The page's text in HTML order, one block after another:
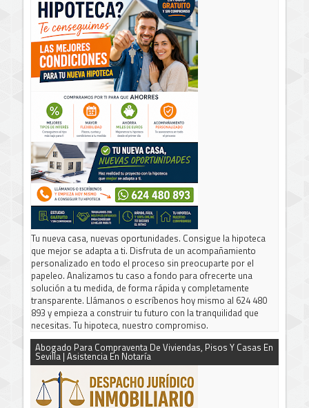
Tu nueva casa, nuevas oportunidades. Consigue la hipoteca
que mejor se adapta a ti. Disfruta de un acompañamiento
personalizado en todo el proceso sin preocuparte por el
papeleo. Analizamos tu caso a fondo para ofrecerte una
solución a tu medida, de forma rápida y completamente
transparente. Llámanos o escríbenos hoy mismo al 624 480
893 y empieza a construir tu futuro con la tranquilidad que
necesitas. Tu hipoteca, nuestro compromiso.
Abogado Para Compraventa De Viviendas, Pisos Y Casas En
Sevilla | Asistencia En Notaría